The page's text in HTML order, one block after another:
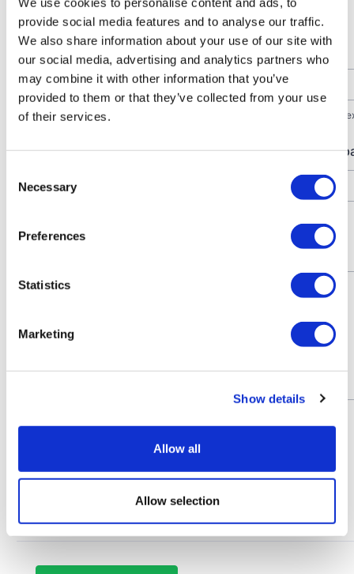
provide social media features and to analyse our traffic.
We also share information about your use of our site with
our social media, advertising and analytics partners who
may combine it with other information that you’ve
provided to them or that they’ve collected from your use
of their services.
Selection
Necessary
Preferences
Statistics
Marketing
Show details
Allow all
Allow selection